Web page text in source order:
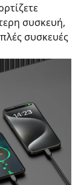
συσκευή,
συσκευές